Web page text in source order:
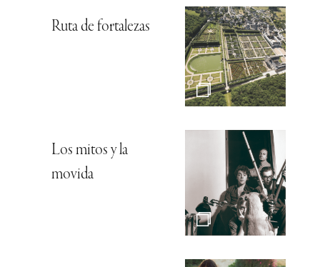
Ruta de fortalezas
Los mitos y la
movida